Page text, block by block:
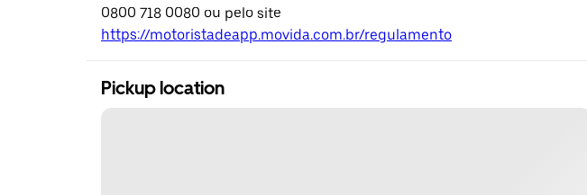
0800 718 0080 ou pelo site
https://motoristadeapp.movida.com.br/regulamento
Pickup location